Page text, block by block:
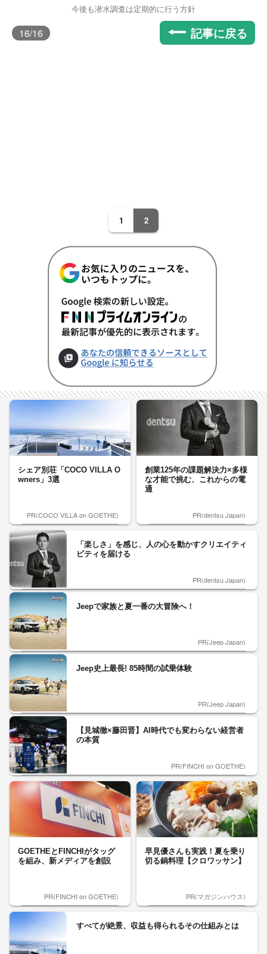
今後も潜水調査は定期的に行う方針
16/16 記事に戻る
1 2
シェア別荘「COCO VILLA O
wners」3選
PR(COCO VILLA on GOETHE)
創業125年の課題解決力×多様
な才能で挑む、これからの電
通
PR(dentsu Japan)
「楽しさ」を感じ、人の心を動かすクリエイティ
ビティを届ける
PR(dentsu Japan)
Jeepで家族と夏一番の大冒険へ！
PR(Jeep Japan)
Jeep史上最長! 85時間の試乗体験
PR(Jeep Japan)
【見城徹×藤田晋】AI時代でも変わらない経営者
の本質
PR(FINCHI on GOETHE)
GOETHEとFINCHIがタッグ
を組み、新メディアを創設
PR(FINCHI on GOETHE)
早見優さんも実践！夏を乗り
切る鍋料理【クロワッサン】
PR(マガジンハウス)
すべてが絶景、収益も得られるその仕組みとは